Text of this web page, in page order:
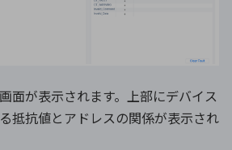
面が表示されます。上部にデバイス
抵抗値とアドレスの関係が表示され